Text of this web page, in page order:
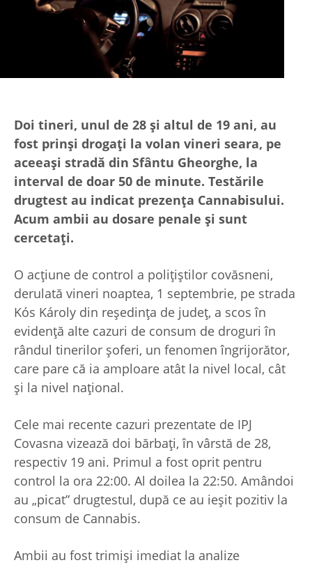
Doi tineri, unul de 28 și altul de 19 ani, au
fost prinși drogați la volan vineri seara, pe
aceeași stradă din Sfântu Gheorghe, la
interval de doar 50 de minute. Testările
drugtest au indicat prezența Cannabisului.
Acum ambii au dosare penale și sunt
cercetați.
O acțiune de control a polițiștilor covăsneni,
derulată vineri noaptea, 1 septembrie, pe strada
Kós Károly din reședința de județ, a scos în
evidență alte cazuri de consum de droguri în
rândul tinerilor șoferi, un fenomen îngrijorător,
care pare că ia amploare atât la nivel local, cât
și la nivel național.
Cele mai recente cazuri prezentate de IPJ
Covasna vizează doi bărbați, în vârstă de 28,
respectiv 19 ani. Primul a fost oprit pentru
control la ora 22:00. Al doilea la 22:50. Amândoi
au „picat” drugtestul, după ce au ieșit pozitiv la
consum de Cannabis.
Ambii au fost trimiși imediat la analize